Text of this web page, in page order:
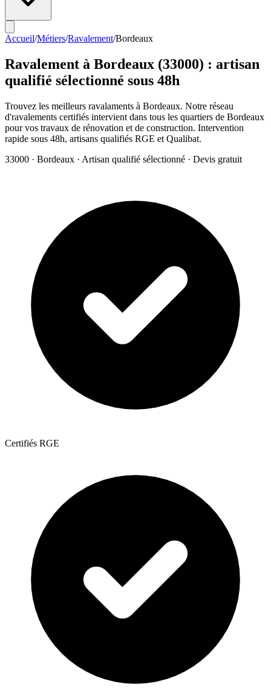
Accueil/Métiers/Ravalement/Bordeaux
Ravalement à Bordeaux (33000) : artisan
qualifié sélectionné sous 48h
Trouvez les meilleurs ravalaments à Bordeaux. Notre réseau
d'ravalements certifiés intervient dans tous les quartiers de Bordeaux
pour vos travaux de rénovation et de construction. Intervention
rapide sous 48h, artisans qualifiés RGE et Qualibat.
33000 · Bordeaux · Artisan qualifié sélectionné · Devis gratuit
Certifiés RGE